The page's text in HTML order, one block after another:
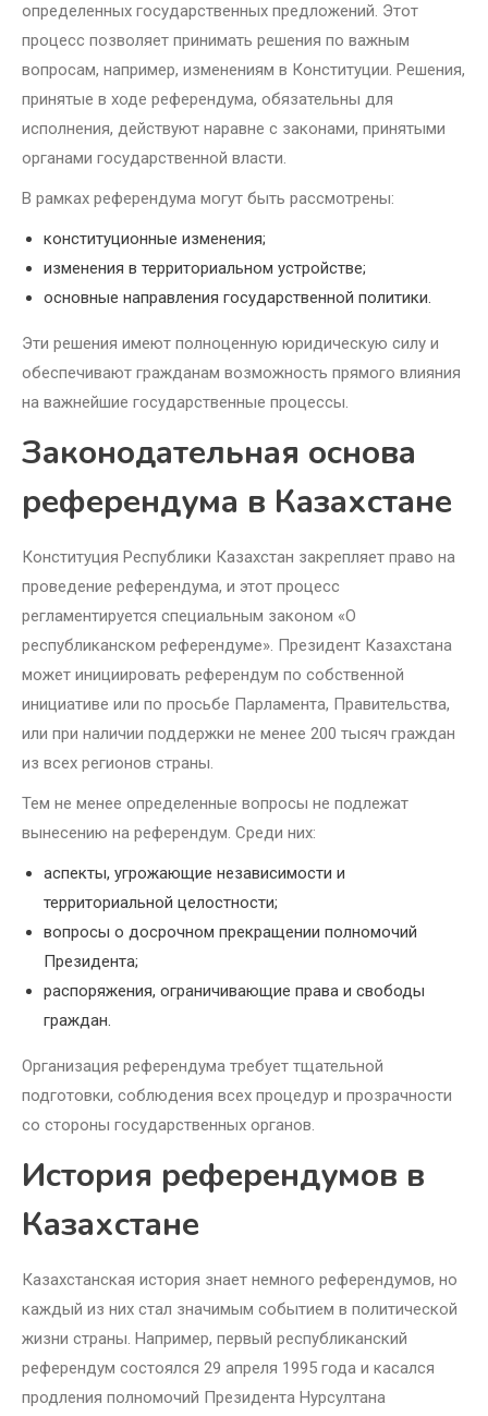
определенных государственных предложений. Этот
процесс позволяет принимать решения по важным
вопросам, например, изменениям в Конституции. Решения,
принятые в ходе референдума, обязательны для
исполнения, действуют наравне с законами, принятыми
органами государственной власти.
В рамках референдума могут быть рассмотрены:
конституционные изменения;
изменения в территориальном устройстве;
основные направления государственной политики.
Эти решения имеют полноценную юридическую силу и
обеспечивают гражданам возможность прямого влияния
на важнейшие государственные процессы.
Законодательная основа
референдума в Казахстане
Конституция Республики Казахстан закрепляет право на
проведение референдума, и этот процесс
регламентируется специальным законом «О
республиканском референдуме». Президент Казахстана
может инициировать референдум по собственной
инициативе или по просьбе Парламента, Правительства,
или при наличии поддержки не менее 200 тысяч граждан
из всех регионов страны.
Тем не менее определенные вопросы не подлежат
вынесению на референдум. Среди них:
аспекты, угрожающие независимости и
территориальной целостности;
вопросы о досрочном прекращении полномочий
Президента;
распоряжения, ограничивающие права и свободы
граждан.
Организация референдума требует тщательной
подготовки, соблюдения всех процедур и прозрачности
со стороны государственных органов.
История референдумов в
Казахстане
Казахстанская история знает немного референдумов, но
каждый из них стал значимым событием в политической
жизни страны. Например, первый республиканский
референдум состоялся 29 апреля 1995 года и касался
продления полномочий Президента Нурсултана